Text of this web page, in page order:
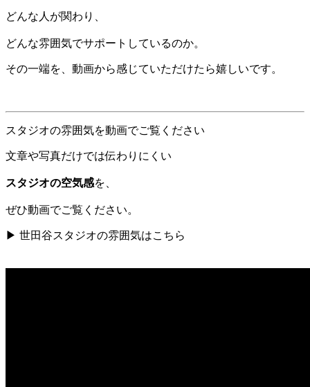
どんな人が関わり、
どんな雰囲気でサポートしているのか。
その一端を、動画から感じていただけたら嬉しいです。
スタジオの雰囲気を動画でご覧ください
文章や写真だけでは伝わりにくい
スタジオの空気感を、
ぜひ動画でご覧ください。
▶︎ 世田谷スタジオの雰囲気はこちら